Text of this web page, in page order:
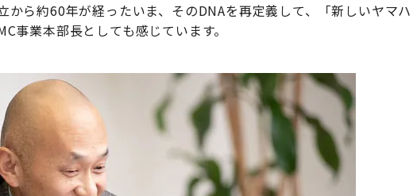
から約60年が経ったいま、そのDNAを再定義して、「新しいヤマハ
事業本部長としても感じています。